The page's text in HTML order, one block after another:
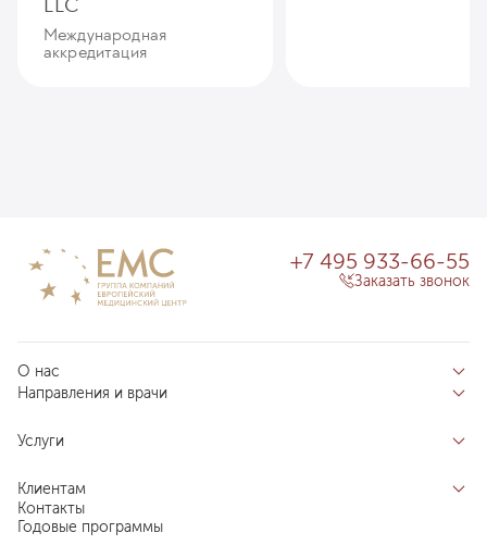
Международная
аккредитация
О нас
Отзывы пациентов
О клинике
Новости
Специалистам
Направления и врачи
Направления
Центры компетенций
Услуги
Индивидуальный план здоровья
Комплексные программы
Клиентам
Запись на прием
Контакты
Годовые программы
+7 495 933-66-55
Заказать звонок